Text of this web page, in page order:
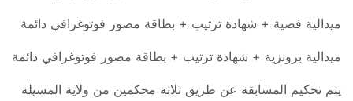
ميدالية فضية + شهادة ترتيب + بطاقة مصور فوتوغرافي دائمة
ميدالية برونزية + شهادة ترتيب + بطاقة مصور فوتوغرافي دائمة
يتم تحكيم المسابقة عن طريق ثلاثة محكمين من ولاية المسيلة